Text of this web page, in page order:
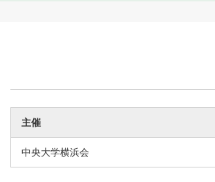
主催
中央大学横浜会